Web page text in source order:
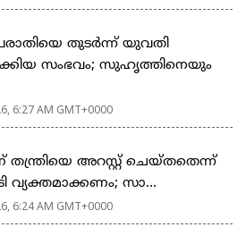
തുടര്‍ന്ന് യുവതി
സംഭവം; സുഹൃത്തിനെയും
6:27 AM GMT+0000
തന്ത്രിയെ അറസ്റ്റ് ചെയ്തതെന്ന്
സാ...
6:24 AM GMT+0000